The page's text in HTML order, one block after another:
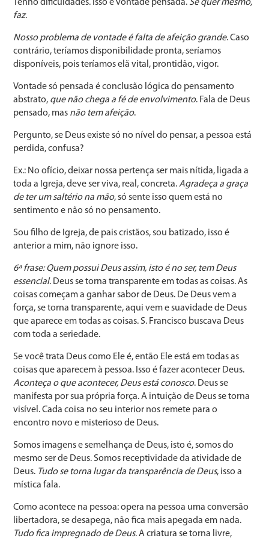
Tenho dificuldades. Isso é vontade pensada. Se quer mesmo,
faz.
Nosso problema de vontade é falta de afeição grande. Caso
contrário, teríamos disponibilidade pronta, seríamos
disponíveis, pois teríamos elã vital, prontidão, vigor.
Vontade só pensada é conclusão lógica do pensamento
abstrato, que não chega a fé de envolvimento. Fala de Deus
pensado, mas não tem afeição.
Pergunto, se Deus existe só no nível do pensar, a pessoa está
perdida, confusa?
Ex.: No ofício, deixar nossa pertença ser mais nítida, ligada a
toda a Igreja, deve ser viva, real, concreta.Agradeça a graça
de ter um saltério na mão, só sente isso quem está no
sentimento e não só no pensamento.
Sou filho de Igreja, de pais cristãos, sou batizado, isso é
anterior a mim, não ignore isso.
6ª frase: Quem possui Deus assim, isto é no ser, tem Deus
essencial. Deus se torna transparente em todas as coisas. As
coisas começam a ganhar sabor de Deus. De Deus vem a
força, se torna transparente, aqui vem e suavidade de Deus
que aparece em todas as coisas. S. Francisco buscava Deus
com toda a seriedade.
Se você trata Deus como Ele é, então Ele está em todas as
coisas que aparecem à pessoa. Isso é fazer acontecer Deus.
Aconteça o que acontecer, Deus está conosco. Deus se
manifesta por sua própria força. A intuição de Deus se torna
visível. Cada coisa no seu interior nos remete para o
encontro novo e misterioso de Deus.
Somos imagens e semelhança de Deus, isto é, somos do
mesmo ser de Deus. Somos receptividade da atividade de
Deus. Tudo se torna lugar da transparência de Deus, isso a
mística fala.
Como acontece na pessoa: opera na pessoa uma conversão
libertadora, se desapega, não fica mais apegada em nada.
Tudofica impregnado de Deus. A criatura se torna livre,